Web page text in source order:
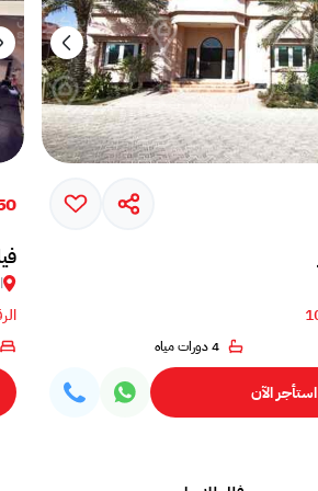
4 دورات مياه
استأجر الآن